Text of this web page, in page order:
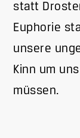
statt
Euphorie
unsere
Kinn um
müssen.